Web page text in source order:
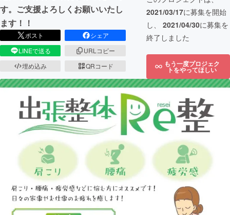
す。ご支援よろしくお願いいたし
ます！！
ポスト
シェア
LINEで送る
URLコピー
埋め込み
QRコード
2021/03/17に募集を開始
し、 2021/04/30に募集を
終了しました
もう一度プロジェク
トをやってほしい